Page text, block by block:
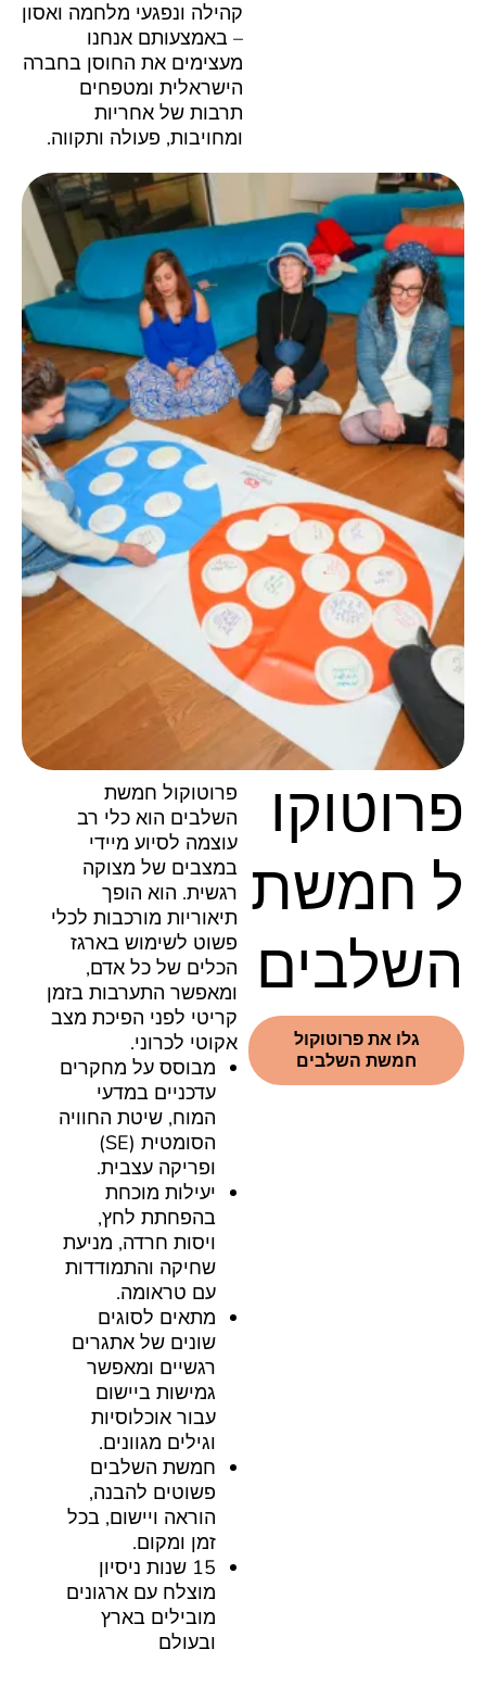
קהילה ונפגעי מלחמה ואסון
– באמצעותם אנחנו
מעצימים את החוסן בחברה
הישראלית ומטפחים
תרבות של אחריות
ומחויבות, פעולה ותקווה.
פרוטוקו
ל חמשת
השלבים
גלו את פרוטוקול
חמשת השלבים
פרוטוקול חמשת
השלבים הוא כלי רב
עוצמה לסיוע מיידי
במצבים של מצוקה
רגשית. הוא הופך
תיאוריות מורכבות לכלי
פשוט לשימוש בארגז
הכלים של כל אדם,
ומאפשר התערבות בזמן
קריטי לפני הפיכת מצב
אקוטי לכרוני.
מבוסס על מחקרים
עדכניים במדעי
המוח, שיטת החוויה
הסומטית (SE)
ופריקה עצבית.
יעילות מוכחת
בהפחתת לחץ,
ויסות חרדה, מניעת
שחיקה והתמודדות
עם טראומה.
מתאים לסוגים
שונים של אתגרים
רגשיים ומאפשר
גמישות ביישום
עבור אוכלוסיות
וגילים מגוונים.
חמשת השלבים
פשוטים להבנה,
הוראה ויישום, בכל
זמן ומקום.
15 שנות ניסיון
מוצלח עם ארגונים
מובילים בארץ
ובעולם